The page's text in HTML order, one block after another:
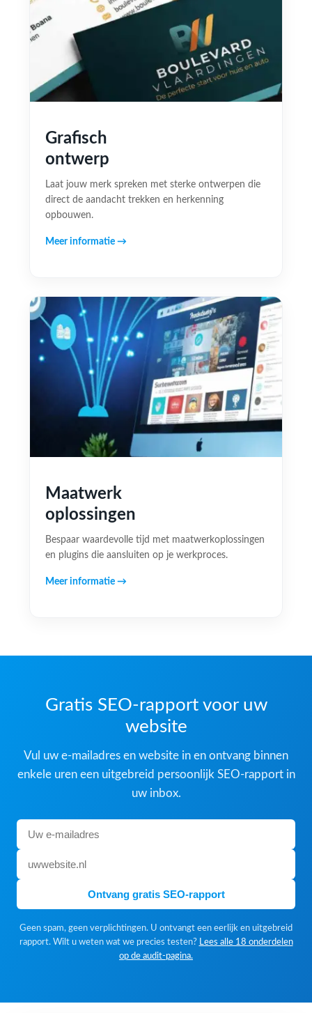
Grafisch
ontwerp
Laat jouw merk spreken met sterke ontwerpen die
direct de aandacht trekken en herkenning
opbouwen.
Meer informatie →
Maatwerk
oplossingen
Bespaar waardevolle tijd met maatwerkoplossingen
en plugins die aansluiten op je werkproces.
Meer informatie →
Gratis SEO-rapport voor uw
website
Vul uw e-mailadres en website in en ontvang binnen
enkele uren een uitgebreid persoonlijk SEO-rapport in
uw inbox.
Ontvang gratis SEO-rapport
Geen spam, geen verplichtingen. U ontvangt een eerlijk en uitgebreid
rapport. Wilt u weten wat we precies testen? Lees alle 18 onderdelen
op de audit-pagina.